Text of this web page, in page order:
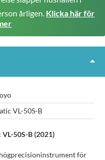
årligen. Klicka här för
VL-50S-B
50S-B (2021)
för